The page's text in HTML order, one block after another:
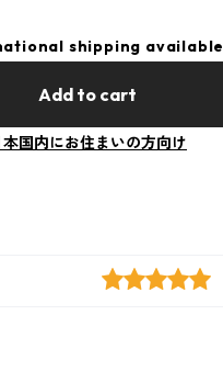
shipping available
Add to cart
本国内にお住まいの方向け